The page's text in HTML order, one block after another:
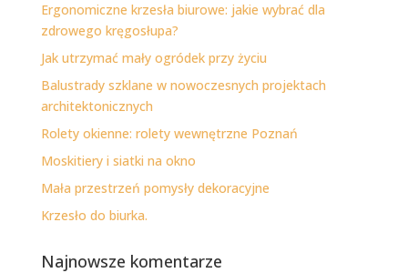
Ergonomiczne krzesła biurowe: jakie wybrać dla
zdrowego kręgosłupa?
Jak utrzymać mały ogródek przy życiu
Balustrady szklane w nowoczesnych projektach
architektonicznych
Rolety okienne: rolety wewnętrzne Poznań
Moskitiery i siatki na okno
Mała przestrzeń pomysły dekoracyjne
Krzesło do biurka.
Najnowsze komentarze